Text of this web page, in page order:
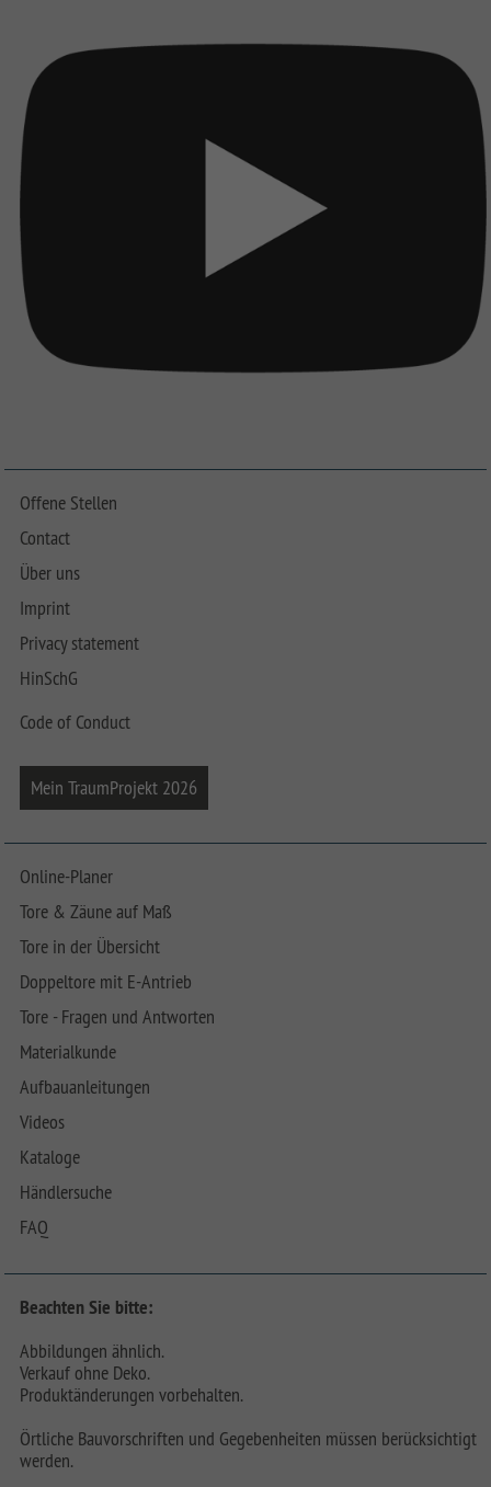
Offene Stellen
Contact
Über uns
Imprint
Privacy statement
HinSchG
Code of Conduct
Mein TraumProjekt 2026
Online-Planer
Tore & Zäune auf Maß
Tore in der Übersicht
Doppeltore mit E-Antrieb
Tore - Fragen und Antworten
Materialkunde
Aufbauanleitungen
Videos
Kataloge
Händlersuche
FAQ
Beachten Sie bitte:
Abbildungen ähnlich.
Verkauf ohne Deko.
Produktänderungen vorbehalten.
Örtliche Bauvorschriften und Gegebenheiten müssen berücksichtigt
werden.